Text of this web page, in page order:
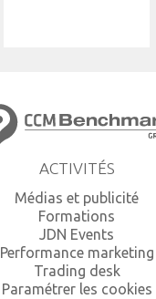
ACTIVITÉS
Médias et publicité
Formations
JDN Events
Performance marketing
Trading desk
Paramétrer les cookies